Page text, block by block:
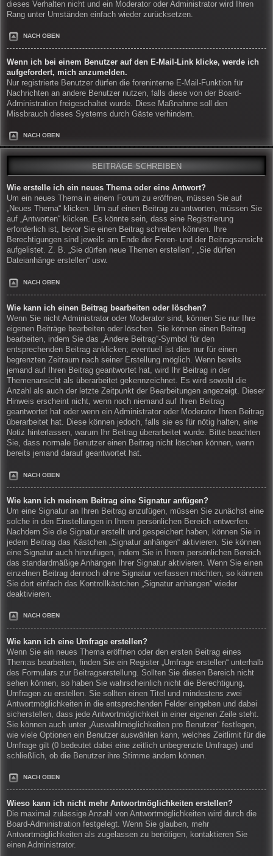
dieses Verhalten nicht und ein Moderator oder Administrator wird Ihren
Rang unter Umständen einfach wieder zurücksetzen.
NACH OBEN
Wenn ich bei einem Benutzer auf den E-Mail-Link klicke, werde ich
aufgefordert, mich anzumelden.
Nur registrierte Benutzer dürfen die foreninterne E-Mail-Funktion für
Nachrichten an andere Benutzer nutzen, falls diese von der Board-
Administration freigeschaltet wurde. Diese Maßnahme soll den
Missbrauch dieses Systems durch Gäste verhindern.
NACH OBEN
BEITRÄGE SCHREIBEN
Wie erstelle ich ein neues Thema oder eine Antwort?
Um ein neues Thema in einem Forum zu eröffnen, müssen Sie auf
„Neues Thema“ klicken. Um auf einen Beitrag zu antworten, müssen Sie
auf „Antworten“ klicken. Es könnte sein, dass eine Registrierung
erforderlich ist, bevor Sie einen Beitrag schreiben können. Ihre
Berechtigungen sind jeweils am Ende der Foren- und der Beitragsansicht
aufgelistet. Z. B. „Sie dürfen neue Themen erstellen“, „Sie dürfen
Dateianhänge erstellen“ usw.
NACH OBEN
Wie kann ich einen Beitrag bearbeiten oder löschen?
Wenn Sie nicht Administrator oder Moderator sind, können Sie nur Ihre
eigenen Beiträge bearbeiten oder löschen. Sie können einen Beitrag
bearbeiten, indem Sie das „Ändere Beitrag“-Symbol für den
entsprechenden Beitrag anklicken; eventuell ist dies nur für einen
begrenzten Zeitraum nach seiner Erstellung möglich. Wenn bereits
jemand auf Ihren Beitrag geantwortet hat, wird Ihr Beitrag in der
Themenansicht als überarbeitet gekennzeichnet. Es wird sowohl die
Anzahl als auch der letzte Zeitpunkt der Bearbeitungen angezeigt. Dieser
Hinweis erscheint nicht, wenn noch niemand auf Ihren Beitrag
geantwortet hat oder wenn ein Administrator oder Moderator Ihren Beitrag
überarbeitet hat. Diese können jedoch, falls sie es für nötig halten, eine
Notiz hinterlassen, warum Ihr Beitrag überarbeitet wurde. Bitte beachten
Sie, dass normale Benutzer einen Beitrag nicht löschen können, wenn
bereits jemand darauf geantwortet hat.
NACH OBEN
Wie kann ich meinem Beitrag eine Signatur anfügen?
Um eine Signatur an Ihren Beitrag anzufügen, müssen Sie zunächst eine
solche in den Einstellungen in Ihrem persönlichen Bereich entwerfen.
Nachdem Sie die Signatur erstellt und gespeichert haben, können Sie in
jedem Beitrag das Kästchen „Signatur anhängen“ aktivieren. Sie können
eine Signatur auch hinzufügen, indem Sie in Ihrem persönlichen Bereich
das standardmäßige Anhängen Ihrer Signatur aktivieren. Wenn Sie einen
einzelnen Beitrag dennoch ohne Signatur verfassen möchten, so können
Sie dort einfach das Kontrollkästchen „Signatur anhängen“ wieder
deaktivieren.
NACH OBEN
Wie kann ich eine Umfrage erstellen?
Wenn Sie ein neues Thema eröffnen oder den ersten Beitrag eines
Themas bearbeiten, finden Sie ein Register „Umfrage erstellen“ unterhalb
des Formulars zur Beitragserstellung. Sollten Sie diesen Bereich nicht
sehen können, so haben Sie wahrscheinlich nicht die Berechtigung,
Umfragen zu erstellen. Sie sollten einen Titel und mindestens zwei
Antwortmöglichkeiten in die entsprechenden Felder eingeben und dabei
sicherstellen, dass jede Antwortmöglichkeit in einer eigenen Zeile steht.
Sie können auch unter „Auswahlmöglichkeiten pro Benutzer“ festlegen,
wie viele Optionen ein Benutzer auswählen kann, welches Zeitlimit für die
Umfrage gilt (0 bedeutet dabei eine zeitlich unbegrenzte Umfrage) und
schließlich, ob die Benutzer ihre Stimme ändern können.
NACH OBEN
Wieso kann ich nicht mehr Antwortmöglichkeiten erstellen?
Die maximal zulässige Anzahl von Antwortmöglichkeiten wird durch die
Board-Administration festgelegt. Wenn Sie glauben, mehr
Antwortmöglichkeiten als zugelassen zu benötigen, kontaktieren Sie
einen Administrator.